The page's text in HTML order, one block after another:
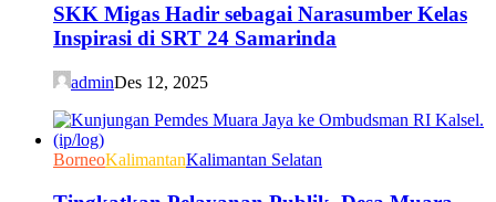
SKK Migas Hadir sebagai Narasumber Kelas
Inspirasi di SRT 24 Samarinda
adminDes 12, 2025
BorneoKalimantanKalimantan Selatan